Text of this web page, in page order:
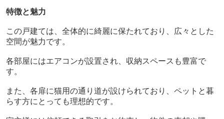
特徴と魅力
この戸建ては、全体的に綺麗に保たれており、広々とした
空間が魅力です。
各部屋にはエアコンが設置され、収納スペースも豊富で
す。
また、各扉に猫用の通り道が設けられており、ペットと暮
らす方にとっても理想的です。